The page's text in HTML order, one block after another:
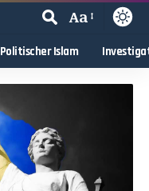
Aa
Politischer Islam